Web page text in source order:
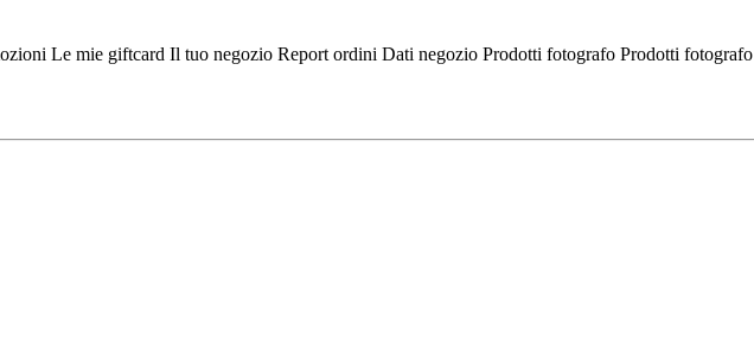
Le mie giftcard Il tuo negozio Report ordini Dati negozio Prodotti fotografo Prodotti fotografo